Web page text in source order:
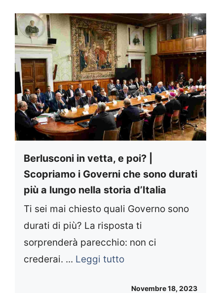
Berlusconi in vetta, e poi? |
Scopriamo i Governi che sono durati
più a lungo nella storia d’Italia
Ti sei mai chiesto quali Governo sono
durati di più? La risposta ti
sorprenderà parecchio: non ci
crederai. ... Leggi tutto
Novembre 18, 2023